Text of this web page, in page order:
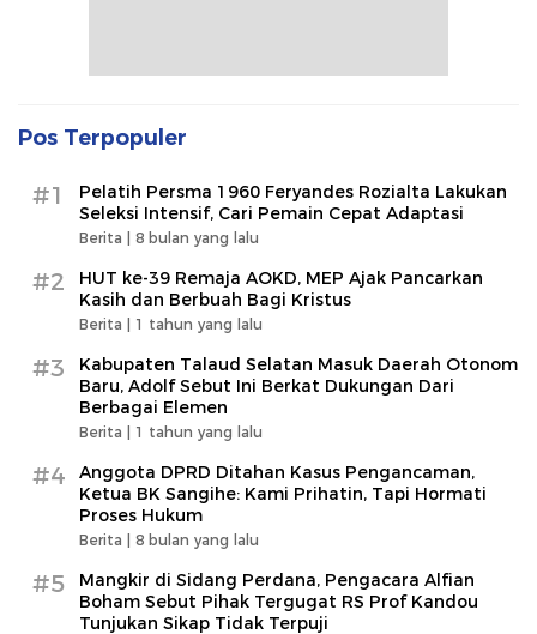
Pos Terpopuler
#1
Pelatih Persma 1960 Feryandes Rozialta Lakukan
Seleksi Intensif, Cari Pemain Cepat Adaptasi​
Berita | 8 bulan yang lalu
#2
HUT ke-39 Remaja AOKD, MEP Ajak Pancarkan
Kasih dan Berbuah Bagi Kristus
Berita | 1 tahun yang lalu
#3
Kabupaten Talaud Selatan Masuk Daerah Otonom
Baru, Adolf Sebut Ini Berkat Dukungan Dari
Berbagai Elemen
Berita | 1 tahun yang lalu
#4
Anggota DPRD Ditahan Kasus Pengancaman,
Ketua BK Sangihe: Kami Prihatin, Tapi Hormati
Proses Hukum
Berita | 8 bulan yang lalu
#5
Mangkir di Sidang Perdana, Pengacara Alfian
Boham Sebut Pihak Tergugat RS Prof Kandou
Tunjukan Sikap Tidak Terpuji